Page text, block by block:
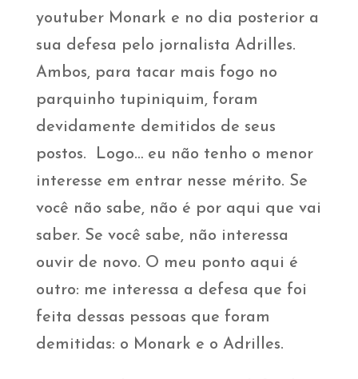
youtuber Monark e no dia posterior a
sua defesa pelo jornalista Adrilles.
Ambos, para tacar mais fogo no
parquinho tupiniquim, foram
devidamente demitidos de seus
postos. Logo… eu não tenho o menor
interesse em entrar nesse mérito. Se
você não sabe, não é por aqui que vai
saber. Se você sabe, não interessa
ouvir de novo. O meu ponto aqui é
outro: me interessa a defesa que foi
feita dessas pessoas que foram
demitidas: o Monark e o Adrilles.